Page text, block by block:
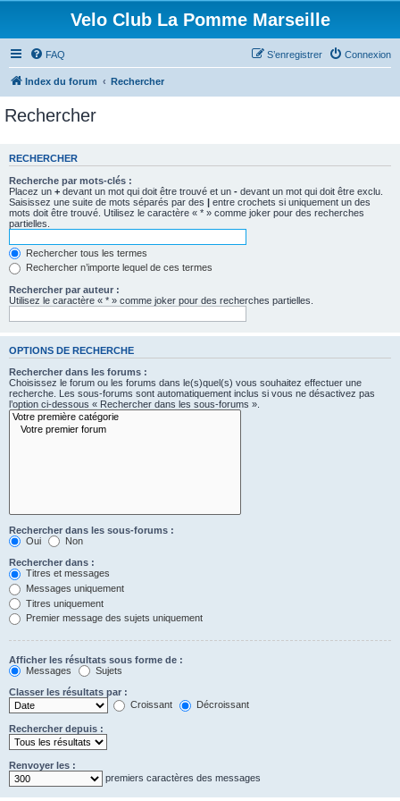
Velo Club La Pomme Marseille
FAQ Connexion
S’enregistrer
Index du forum Rechercher
Rechercher
RECHERCHER
Recherche par mots-clés :
Placez un + devant un mot qui doit être trouvé et un - devant un mot qui doit être exclu.
Saisissez une suite de mots séparés par des | entre crochets si uniquement un des
mots doit être trouvé. Utilisez le caractère « * » comme joker pour des recherches
partielles.
Rechercher tous les termes
Rechercher n’importe lequel de ces termes
Rechercher par auteur :
Utilisez le caractère « * » comme joker pour des recherches partielles.
OPTIONS DE RECHERCHE
Rechercher dans les forums :
Choisissez le forum ou les forums dans le(s)quel(s) vous souhaitez effectuer une
recherche. Les sous-forums sont automatiquement inclus si vous ne désactivez pas
l’option ci-dessous « Rechercher dans les sous-forums ».
Rechercher dans les sous-forums :
Oui
Non
Rechercher dans :
Titres et messages
Messages uniquement
Titres uniquement
Premier message des sujets uniquement
Afficher les résultats sous forme de :
Messages
Sujets
Classer les résultats par :
Croissant
Décroissant
Rechercher depuis :
Renvoyer les :
premiers caractères des messages